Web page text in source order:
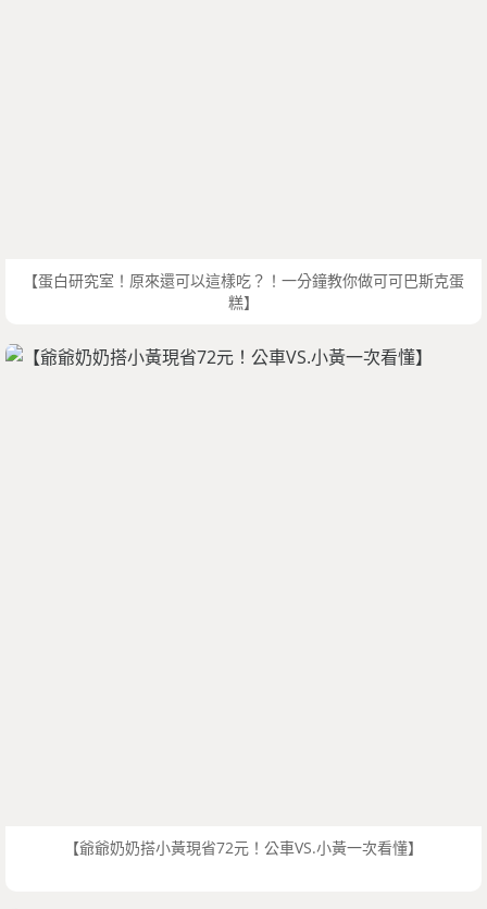
【蛋白研究室！原來還可以這樣吃？！一分鐘教你做可可巴斯克蛋
糕】
【爺爺奶奶搭小黃現省72元！公車VS.小黃一次看懂】